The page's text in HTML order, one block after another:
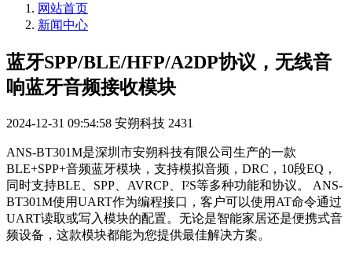
网站首页
新闻中心
蓝牙SPP/BLE/HFP/A2DP协议，无线音
响蓝牙音频接收模块
2024-12-31 09:54:58 安朔科技 2431
ANS-BT301M是深圳市安朔科技有限公司生产的一款
BLE+SPP+音频蓝牙模块，支持模拟音频，DRC，10段EQ，
同时支持BLE、SPP、AVRCP、I²S等多种功能和协议。 ANS-
BT301M使用UART作为编程接口，客户可以使用AT命令通过
UART读取或写入模块的配置。无论是智能家居还是便携式音
频设备，这款模块都能为您提供最佳解决方案。